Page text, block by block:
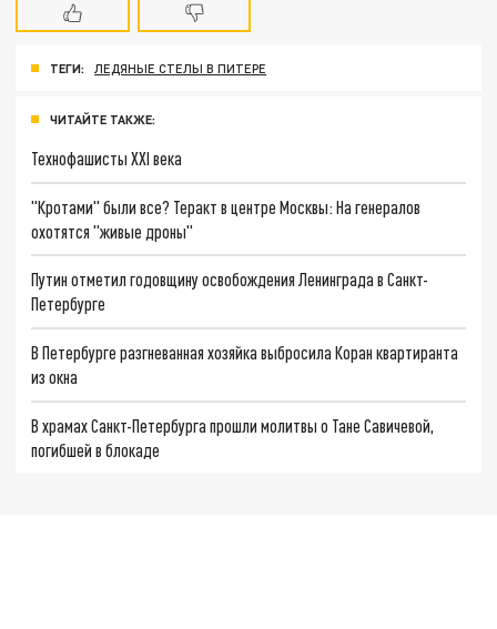
ТЕГИ: ЛЕДЯНЫЕ СТЕЛЫ В ПИТЕРЕ
ЧИТАЙТЕ ТАКЖЕ:
Технофашисты XXI века
"Кротами" были все? Теракт в центре Москвы: На генералов
охотятся "живые дроны"
Путин отметил годовщину освобождения Ленинграда в Санкт-
Петербурге
В Петербурге разгневанная хозяйка выбросила Коран квартиранта
из окна
В храмах Санкт-Петербурга прошли молитвы о Тане Савичевой,
погибшей в блокаде